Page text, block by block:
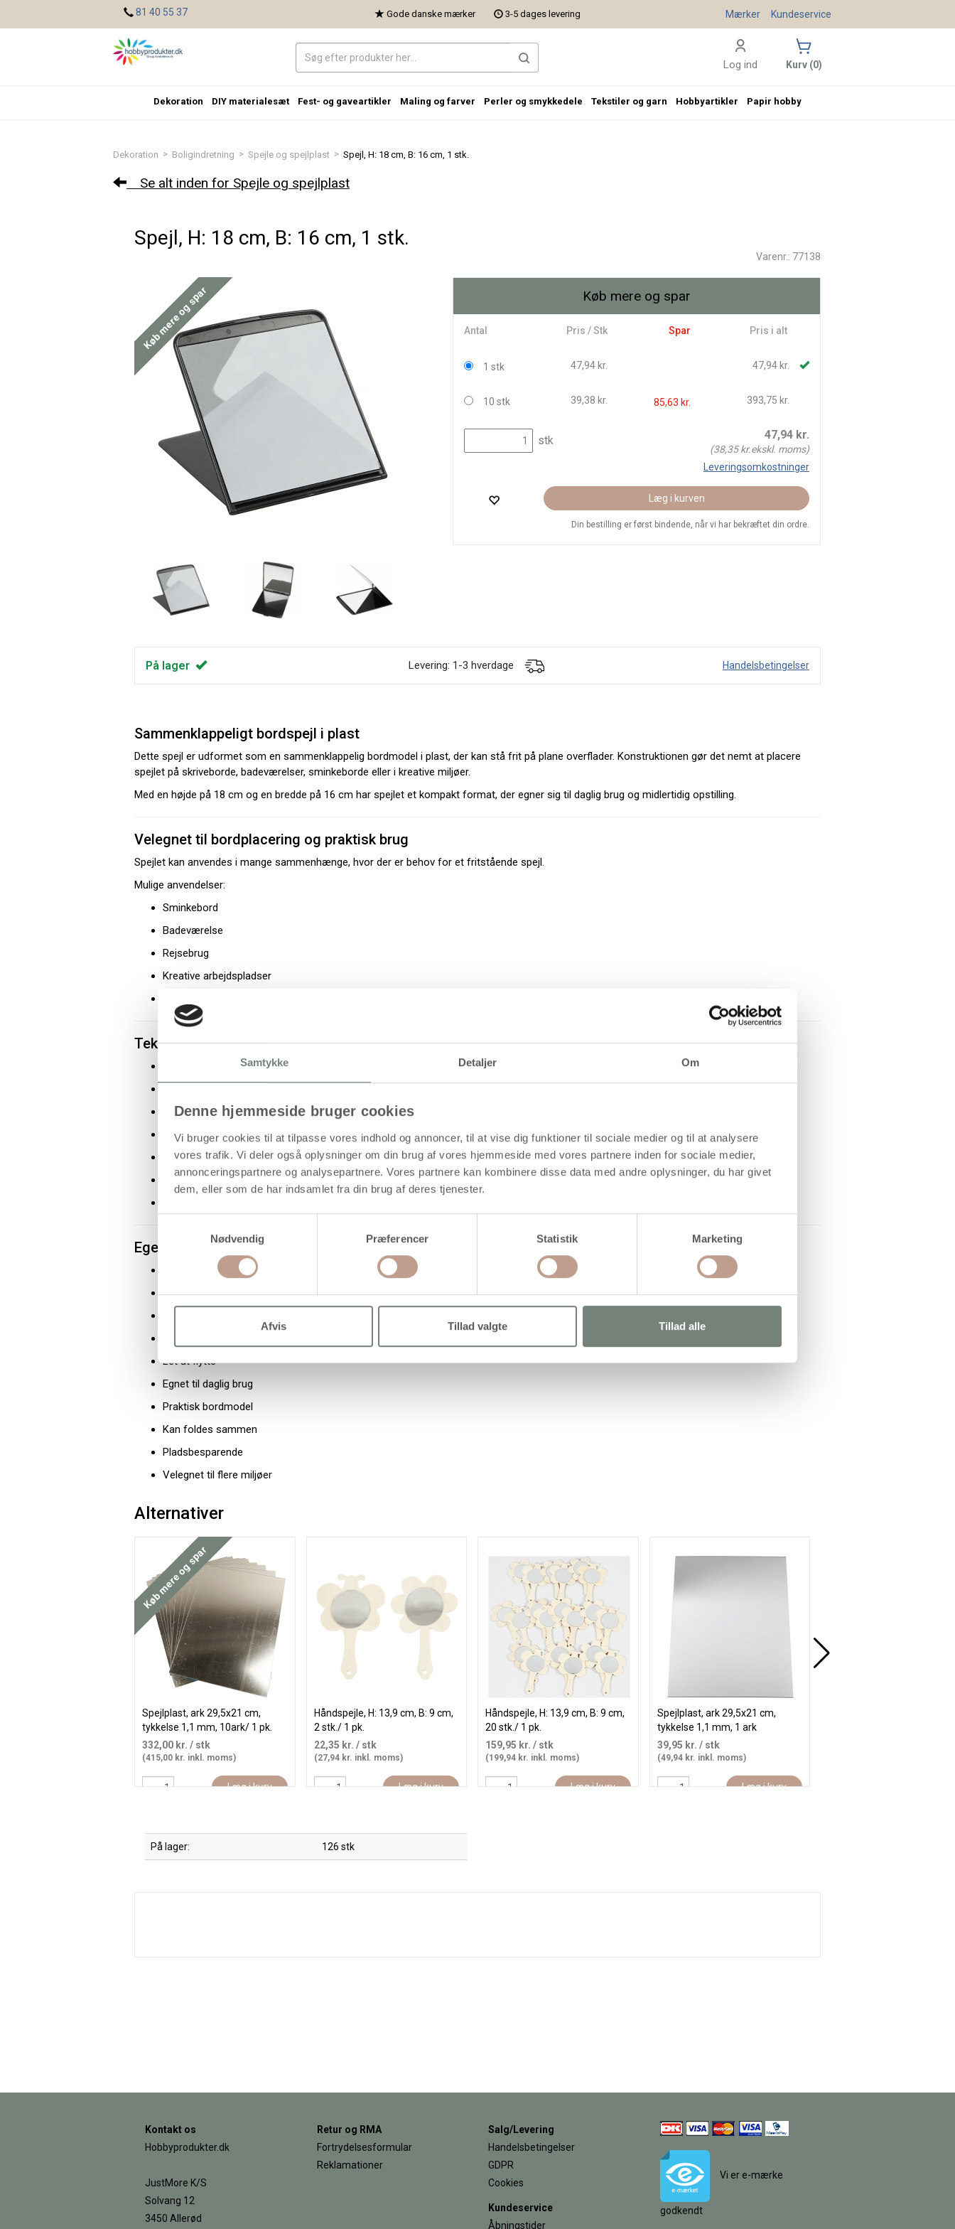
Samtykke Detaljer Om
Denne hjemmeside bruger cookies
Vi bruger cookies til at tilpasse vores indhold og annoncer, til at vise dig funktioner til sociale medier og til at analysere
vores trafik. Vi deler også oplysninger om din brug af vores hjemmeside med vores partnere inden for sociale medier,
annonceringspartnere og analysepartnere. Vores partnere kan kombinere disse data med andre oplysninger, du har givet
dem, eller som de har indsamlet fra din brug af deres tjenester.
Nødvendig
Præferencer Statistik Marketing
Afvis Tillad valgte Tillad alle
Dekoration > Boligindretning > Spejle og spejlplast > Spejl, H: 18 cm, B: 16 cm, 1 stk.
Se alt inden for Spejle og spejlplast
Spejl, H: 18 cm, B: 16 cm, 1 stk.
Varenr.: 77138
Køb mere og spar Køb mere og spar
Antal Pris / Stk Spar Pris i alt
1 stk 47,94 kr. 47,94 kr.
10 stk 39,38 kr. 85,63 kr. 393,75 kr.
stk 47,94kr.
(38,35kr.ekskl. moms)
Leveringsomkostninger
Læg i kurven
Din bestilling er først bindende, når vi har bekræftet din ordre.
På lager Levering: 1-3 hverdage Handelsbetingelser
Sammenklappeligt bordspejl i plast
Dette spejl er udformet som en sammenklappelig bordmodel i plast, der kan stå frit på plane overflader. Konstruktionen gør det nemt at placere
spejlet på skriveborde, badeværelser, sminkeborde eller i kreative miljøer.
Med en højde på 18 cm og en bredde på 16 cm har spejlet et kompakt format, der egner sig til daglig brug og midlertidig opstilling.
Velegnet til bordplacering og praktisk brug
Spejlet kan anvendes i mange sammenhænge, hvor der er behov for et fritstående spejl.
Mulige anvendelser:
Sminkebord
Badeværelse
Rejsebrug
Kreative arbejdspladser
Tekniske specifikationer
Produkttype: Bordspejl
Konstruktion: Sammenklappeligt
Placering: Bordmodel, fritstående
Højde: 18 cm
Bredde: 16 cm
Egenskaber og fordele
Sammenklappeligt design
Kan stå frit på bord
Let at flytte
Egnet til daglig brug
Praktisk bordmodel
Kan foldes sammen
Pladsbesparende
Velegnet til flere miljøer
Alternativer
Køb mere og spar
Spejlplast, ark 29,5x21 cm,
tykkelse 1,1 mm, 10ark/ 1 pk.
332,00 kr. / stk
(415,00 kr. inkl. moms)
Læg i kurv
Håndspejle, H: 13,9 cm, B: 9 cm,
2 stk./ 1 pk.
22,35 kr. / stk
(27,94 kr. inkl. moms)
Læg i kurv
Håndspejle, H: 13,9 cm, B: 9 cm,
20 stk./ 1 pk.
159,95 kr. / stk
(199,94 kr. inkl. moms)
Læg i kurv
Spejlplast, ark 29,5x21 cm,
tykkelse 1,1 mm, 1 ark
39,95 kr. / stk
(49,94 kr. inkl. moms)
Læg i kurv
På lager: 126 stk
81 40 55 37 Gode danske mærker 3-5 dages levering Kundeservice
Mærker
Log ind Kurv (0)
Dekoration DIY materialesæt Fest- og gaveartikler Maling og farver Perler og smykkedele Tekstiler og garn Hobbyartikler Papir hobby
Kontakt os
Hobbyprodukter.dk
JustMore K/S
Solvang 12
3450 Allerød
Retur og RMA
Fortrydelsesformular
Reklamationer
Salg/Levering
Handelsbetingelser
GDPR
Cookies
Kundeservice
Åbningstider
Vi er e-mærke
godkendt